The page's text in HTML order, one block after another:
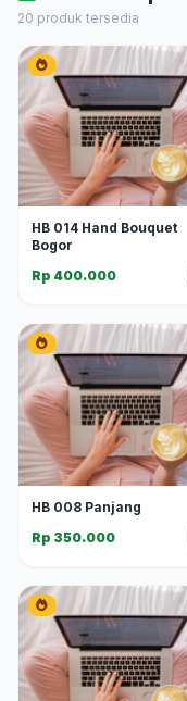
20 produk tersedia
HB 014 Hand Bouquet
Bogor
Rp 400.000
HB 008 Panjang
Rp 350.000